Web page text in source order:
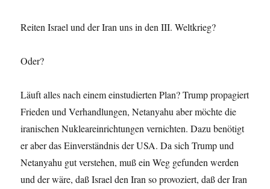
Reiten Israel und der Iran uns in den III. Weltkrieg?
Oder?
Läuft alles nach einem einstudierten Plan? Trump propagiert
Frieden und Verhandlungen, Netanyahu aber möchte die
iranischen Nukleareinrichtungen vernichten. Dazu benötigt
er aber das Einverständnis der USA. Da sich Trump und
Netanyahu gut verstehen, muß ein Weg gefunden werden
und der wäre, daß Israel den Iran so provoziert, daß der Iran